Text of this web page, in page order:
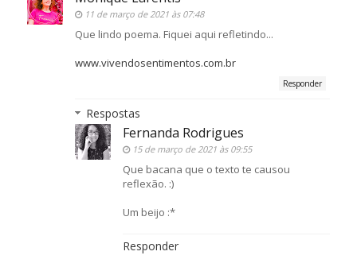
11 de março de 2021 às 07:48
Que lindo poema. Fiquei aqui refletindo...
www.vivendosentimentos.com.br
Responder
Respostas
Fernanda Rodrigues
15 de março de 2021 às 09:55
Que bacana que o texto te causou
reflexão. :)
Um beijo :*
Responder